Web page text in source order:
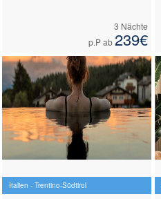
3 Nächte
p.P ab 239€
Italien - Trentino-Südtirol